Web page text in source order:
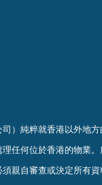
）純粹就香港以外地
任何位於香港的物業。
親自審查或決定所有